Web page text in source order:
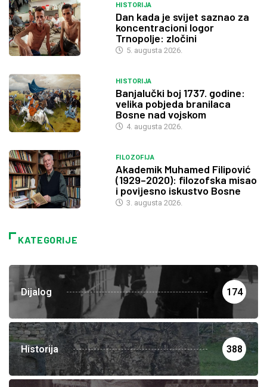
HISTORIJA
Dan kada je svijet saznao za
koncentracioni logor
Trnopolje: zločini
5. augusta 2026.
HISTORIJA
Banjalučki boj 1737. godine:
velika pobjeda branilaca
Bosne nad vojskom
4. augusta 2026.
FILOZOFIJA
Akademik Muhamed Filipović
(1929–2020): filozofska misao
i povijesno iskustvo Bosne
3. augusta 2026.
KATEGORIJE
Dijalog 174
Historija 388